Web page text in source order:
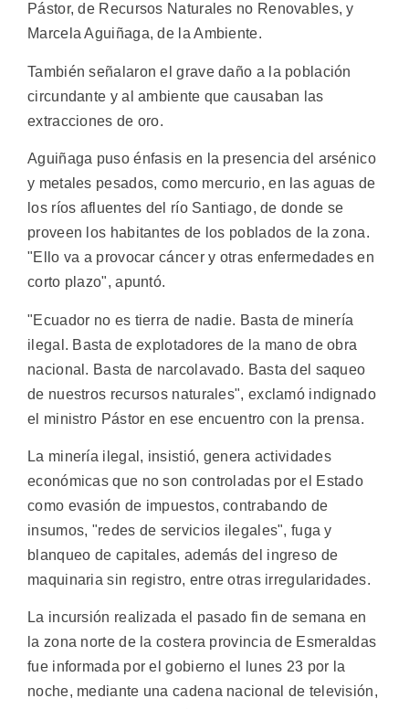
Pástor, de Recursos Naturales no Renovables, y
Marcela Aguiñaga, de la Ambiente.
También señalaron el grave daño a la población
circundante y al ambiente que causaban las
extracciones de oro.
Aguiñaga puso énfasis en la presencia del arsénico
y metales pesados, como mercurio, en las aguas de
los ríos afluentes del río Santiago, de donde se
proveen los habitantes de los poblados de la zona.
"Ello va a provocar cáncer y otras enfermedades en
corto plazo", apuntó.
"Ecuador no es tierra de nadie. Basta de minería
ilegal. Basta de explotadores de la mano de obra
nacional. Basta de narcolavado. Basta del saqueo
de nuestros recursos naturales", exclamó indignado
el ministro Pástor en ese encuentro con la prensa.
La minería ilegal, insistió, genera actividades
económicas que no son controladas por el Estado
como evasión de impuestos, contrabando de
insumos, "redes de servicios ilegales", fuga y
blanqueo de capitales, además del ingreso de
maquinaria sin registro, entre otras irregularidades.
La incursión realizada el pasado fin de semana en
la zona norte de la costera provincia de Esmeraldas
fue informada por el gobierno el lunes 23 por la
noche, mediante una cadena nacional de televisión,